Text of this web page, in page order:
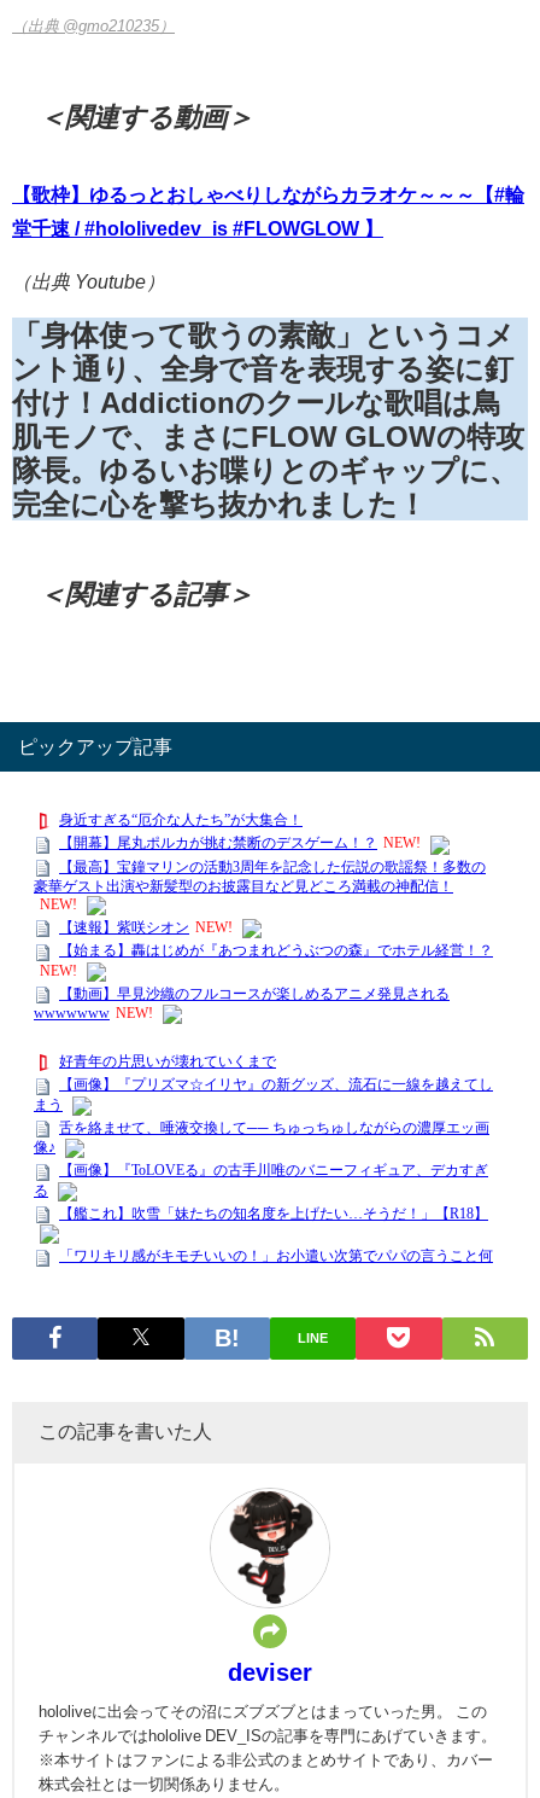
（出典 @gmo210235）
＜関連する動画＞
【歌枠】ゆるっとおしゃべりしながらカラオケ～～～【#輪
堂千速 /#hololivedev_is #FLOWGLOW 】
（出典 Youtube）
「身体使って歌うの素敵」というコメ
ント通り、全身で音を表現する姿に釘
付け！Addictionのクールな歌唱は鳥
肌モノで、まさにFLOW GLOWの特攻
隊長。ゆるいお喋りとのギャップに、
完全に心を撃ち抜かれました！
＜関連する記事＞
ピックアップ記事
LINE
この記事を書いた人
deviser
hololiveに出会ってその沼にズブズブとはまっていった男。 この
チャンネルではhololive DEV_ISの記事を専門にあげていきます。
※本サイトはファンによる非公式のまとめサイトであり、カバー
株式会社とは一切関係ありません。